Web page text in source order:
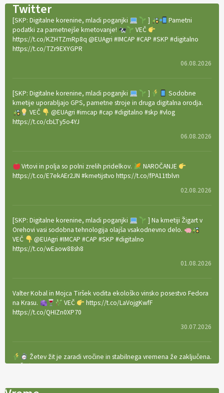
Twitter
[SKP: Digitalne korenine, mladi poganjki ]
Pametni
podatki za pametnejše kmetovanje!
VEČ
https://t.co/KZHTZmRp8q @EUAgri #IMCAP #CAP #SKP #digitalno
https://t.co/TZr9EXYGPR
06.08.2026
[SKP: Digitalne korenine, mladi poganjki ]
Sodobne
kmetije uporabljajo GPS, pametne stroje in druga digitalna orodja.
VEČ
@EUAgri #imcap #cap #digitalno #skp #vlog
https://t.co/cbLTy5o4YJ
06.08.2026
Vrtovi in polja so polni zrelih pridelkov.
NAROČANJE
https://t.co/E7ekAEr2JN #kmetijstvo https://t.co/fPA11tblvn
02.08.2026
[SKP: Digitalne korenine, mladi poganjki
] Na kmetiji Žigart v
Orehovi vasi sodobna tehnologija olajša vsakodnevno delo.
VEČ
@EUAgri #IMCAP #CAP #SKP #digitalno
https://t.co/wEaow88sh8
01.08.2026
Valter Kobal in Mojca Tiršek vodita ekološko vinsko posestvo Fedora
na Krasu.
VEČ
https://t.co/LaVojgKwfF
https://t.co/QHIZn0XP70
30.07.2026
Žetev žit je zaradi vročine in stabilnega vremena že zaključena.
VEČ
https://t.co/bBWaIz6Hhh https://t.co/TtKoOF5ENS